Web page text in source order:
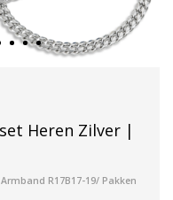
Heren Zilver |
R17B17-19/ Pakken